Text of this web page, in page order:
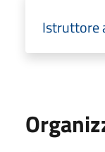
Istruttore